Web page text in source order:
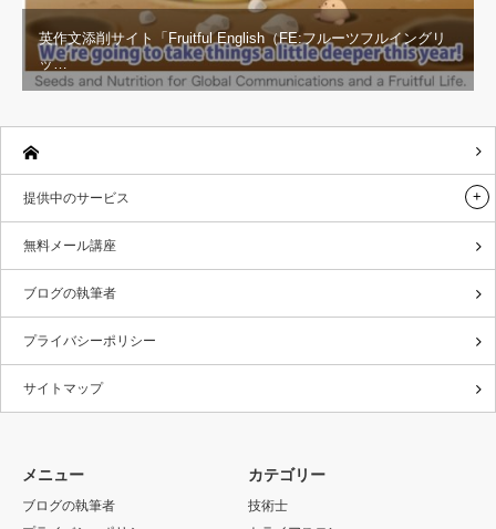
英作文添削サイト「Fruitful English（FE:フルーツフルイングリ
ッ…
提供中のサービス
無料メール講座
ブログの執筆者
プライバシーポリシー
サイトマップ
メニュー
ブログの執筆者
カテゴリー
技術士